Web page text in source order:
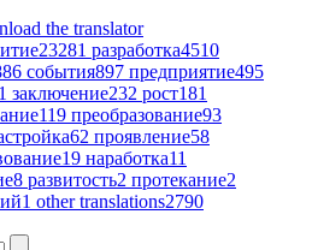
23281 разработка4510
события897 предприятие495
заключение232 рост181
119 преобразование93
62 проявление58
19 наработка11
8 развитость2 протекание2
1 other translations2790